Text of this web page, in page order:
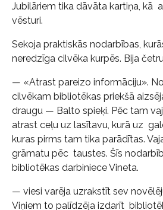
Jubilāriem tika dāvāta kartiņa, kā
vēsturi.
Sekoja praktiskās nodarbības,
neredzīga cilvēka kurpēs. Bija
— «Atrast pareizo informāciju».
cilvēkam bibliotēkas priekšā
draugu — Balto spieķi. Pēc tam
atrast ceļu uz lasītavu, kurā uz
kuras pirms tam tika parādītas.
grāmatu pēc taustes. Šīs
bibliotēkas darbiniece Vineta.
— viesi varēja uzrakstīt sev
Viņiem to palīdzēja izdarīt